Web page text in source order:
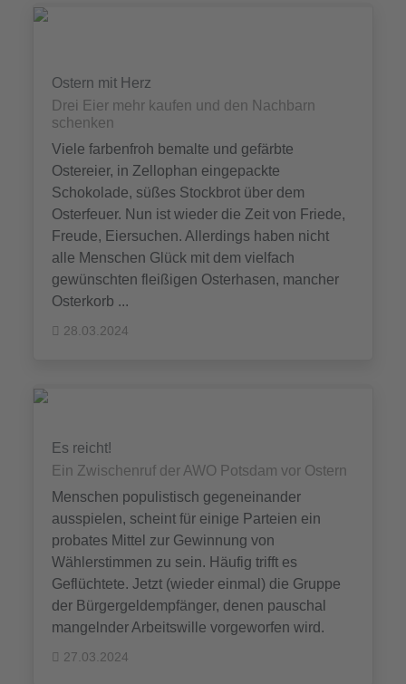
Ostern mit Herz
Drei Eier mehr kaufen und den Nachbarn
schenken
Viele farbenfroh bemalte und gefärbte
Ostereier, in Zellophan eingepackte
Schokolade, süßes Stockbrot über dem
Osterfeuer. Nun ist wieder die Zeit von Friede,
Freude, Eiersuchen. Allerdings haben nicht
alle Menschen Glück mit dem vielfach
gewünschten fleißigen Osterhasen, mancher
Osterkorb ...
28.03.2024
Es reicht!
Ein Zwischenruf der AWO Potsdam vor Ostern
Menschen populistisch gegeneinander
ausspielen, scheint für einige Parteien ein
probates Mittel zur Gewinnung von
Wählerstimmen zu sein. Häufig trifft es
Geflüchtete. Jetzt (wieder einmal) die Gruppe
der Bürgergeldempfänger, denen pauschal
mangelnder Arbeitswille vorgeworfen wird.
27.03.2024